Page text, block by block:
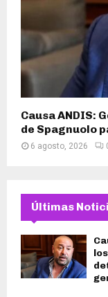
Causa ANDIS:
de Spagnuolo
6 agosto, 2026
Últimas